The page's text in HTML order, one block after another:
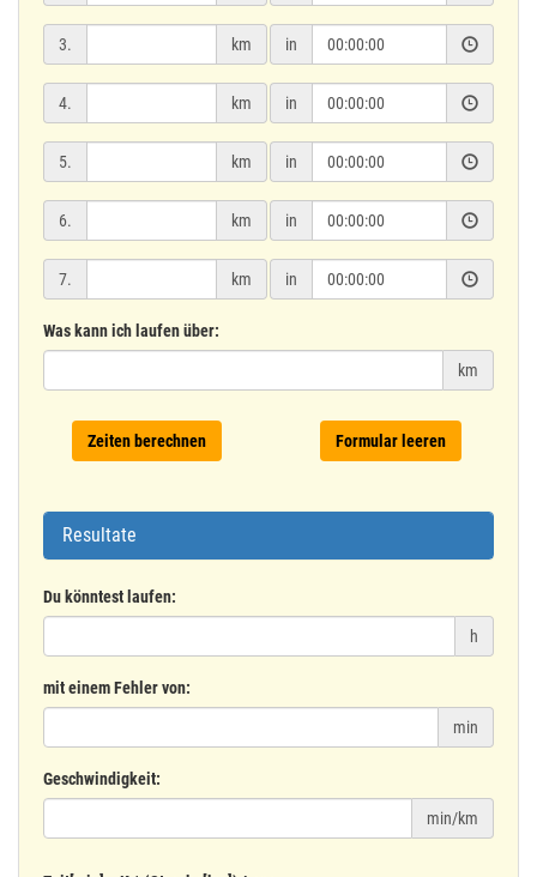
3. km in
4. km in
5. km in
6. km in
7. km in
Was kann ich laufen über:
km
Zeiten berechnen Formular leeren
Resultate
Du könntest laufen:
h
mit einem Fehler von:
min
Geschwindigkeit:
min/km